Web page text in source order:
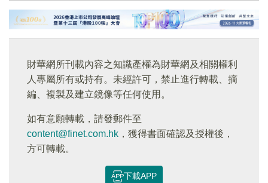
財華網所刊載內容之知識產權為財華網及相關權利
人專屬所有或持有。未經許可，禁止進行轉載、摘
編、複製及建立鏡像等任何使用。
如有意願轉載，請發郵件至
content@finet.com.hk ，獲得書面確認及授權後，
方可轉載。
下載APP